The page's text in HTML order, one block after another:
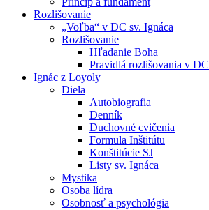
Rozlišovanie
„Voľba“ v DC sv. Ignáca
Rozlišovanie
Hľadanie Boha
Pravidlá rozlišovania v DC
Ignác z Loyoly
Diela
Autobiografia
Denník
Duchovné cvičenia
Formula Inštitútu
Konštitúcie SJ
Listy sv. Ignáca
Mystika
Osoba lídra
Osobnosť a psychológia